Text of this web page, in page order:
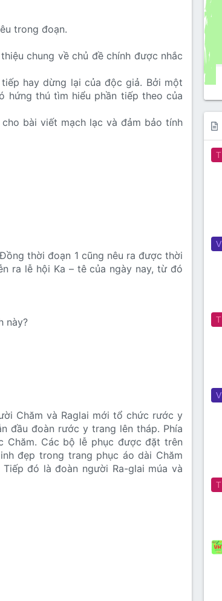
trong đoạn.
chung về chủ đề chính được nhắc
hay dừng lại của độc giả. Bởi một
hứng thú tìm hiểu phần tiếp theo của
bài viết mạch lạc và đảm bảo tính
thời đoạn 1 cũng nêu ra được thời
ra lễ hội Ka – tê của ngày nay, từ đó
này?
Chăm và Raglai mới tổ chức rước y
đầu đoàn rước y trang lên tháp. Phía
Chăm. Các bộ lễ phục được đặt trên
đẹp trong trang phục áo dài Chăm
đó là đoàn người Ra-glai múa và
T
V
T
V
T